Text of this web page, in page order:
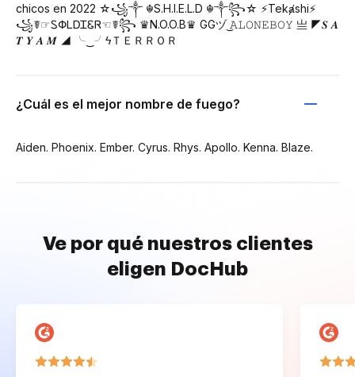
chicos en 2022 ☆꧁༒ ☬S.H.I.E.L.D ☬༒꧂☆ ⚡Tekⱥshi⚡
꧁☤☞ᏚՓᏞᎠᏆᏋᏒ☜☤꧂ ♛N.O.O.B♛ GGヅ ͜ㅤ𝙰𝙻𝙾𝙽𝙴ㅤ𝙱𝙾𝚈 亗 ◤𝑺 𝑨
𝑻 𝒀 𝑨 𝑴 ◢ ╰‿╯ㅤϟＴＥＲＲＯＲ
¿Cuál es el mejor nombre de fuego?
Aiden. Phoenix. Ember. Cyrus. Rhys. Apollo. Kenna. Blaze.
Ve por qué nuestros clientes
eligen DocHub